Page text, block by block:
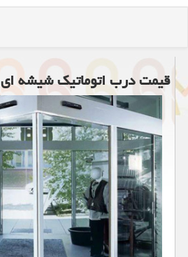
قیمت درب اتوماتیک شیشه ای